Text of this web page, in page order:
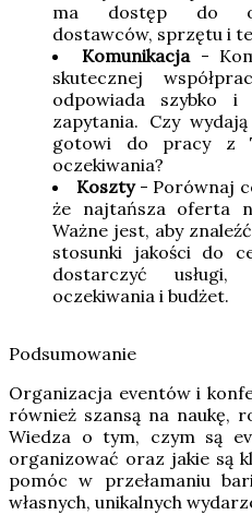
ma dostęp do
dostawców, sprzętu i
Komunikacja-
skutecznej
odpowiada szybko i
zapytania. Czy
gotowi do pracy z
oczekiwania?
Koszty- Porównaj
że najtańsza oferta
Ważne jest, aby
stosunki jakości do
dostarczyć
oczekiwania i budżet.
Podsumowanie
Organizacja eventów i
również szansą na naukę,
Wiedza o tym, czym są
organizować oraz jakie są
pomóc w przełamaniu
własnych, unikalnych